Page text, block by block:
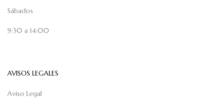
Sábados
9:30 a 14:00
AVISOS LEGALES
Aviso Legal